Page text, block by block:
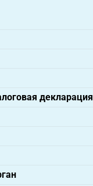
декларация